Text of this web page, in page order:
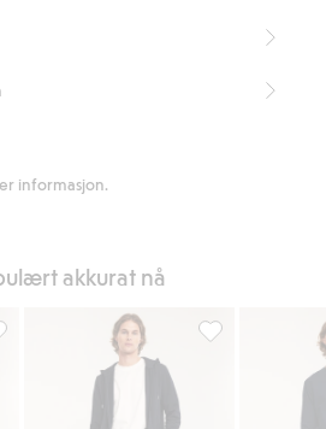
informasjon.
akkurat nå
Legg til i favoriterSweatpants,